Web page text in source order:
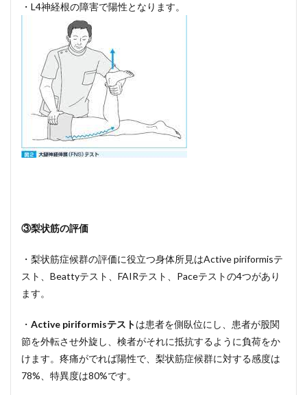
・L4神経根の障害で陽性となります。
③梨状筋の評価
・梨状筋症候群の評価に役立つ身体所見はActive piriformisテ
スト、Beattyテスト、FAIRテスト、Paceテストの4つがあり
ます。
・ Active piriformisテストは患者を側臥位にし、患者が股関
節を外転させ外旋し、検者がそれに抵抗するように負荷をか
けます。疼痛がでれば陽性で、梨状筋症候群に対する感度は
78%、特異度は80%です。